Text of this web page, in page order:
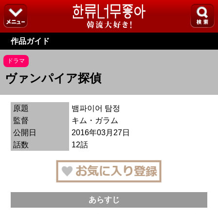
作品ガイド
ドラマ
ヴァンパイア探偵
原題
뱀파이어 탐정
監督
キム・ガラム
公開日
2016年03月27日
話数
12話
あらすじ